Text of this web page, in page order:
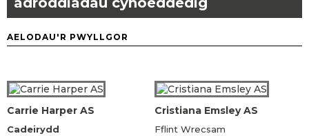
AELODAU'R PWYLLGOR
Carrie Harper AS
Cadeirydd
Cristiana Emsley AS
Fflint Wrecsam